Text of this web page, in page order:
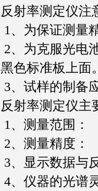
反射率测定仪注
1、为保证测量
2、为克服光电
黑色标准板上面
3、试样的制备
反射率测定仪主
1、测量范
2、测量
3、显示数据与
4、仪器的光谱